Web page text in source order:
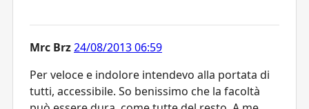
Mrc Brz24/08/2013 06:59
Per veloce e indolore intendevo alla portata di
tutti, accessibile. So benissimo che la facoltà